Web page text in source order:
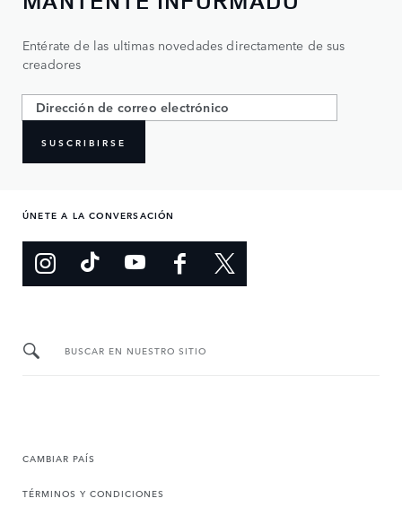
Entérate de las ultimas novedades directamente de sus
creadores
SUSCRIBIRSE
ÚNETE A LA CONVERSACIÓN
BUSCAR EN NUESTRO SITIO
CAMBIAR PAÍS
TÉRMINOS Y CONDICIONES